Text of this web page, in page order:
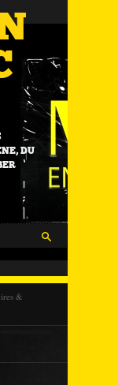
DU
&